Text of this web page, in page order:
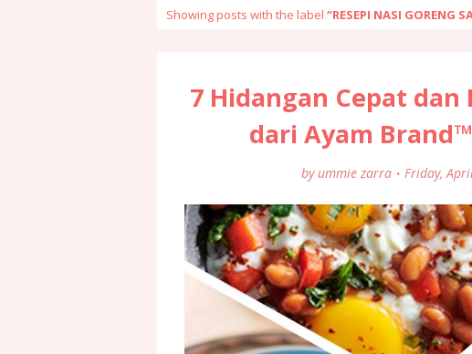
Showing posts with the label RESEPI NASI GORENG
7 Hidangan Cepat dan
dari Ayam
by ummie zarra Friday,